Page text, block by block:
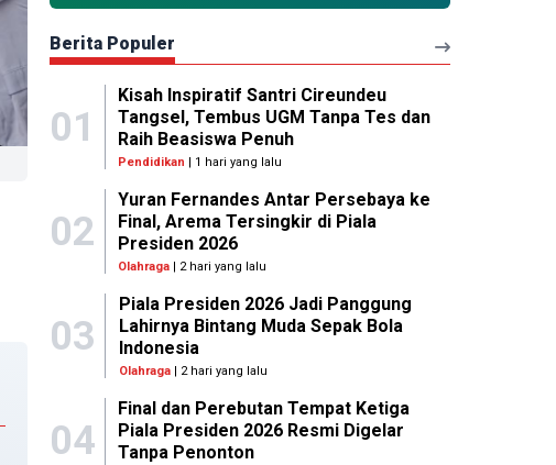
Berita Populer
01
Kisah Inspiratif Santri Cireundeu
Tangsel, Tembus UGM Tanpa Tes dan
Raih Beasiswa Penuh
Pendidikan | 1 hari yang lalu
02
Yuran Fernandes Antar Persebaya ke
Final, Arema Tersingkir di Piala
Presiden 2026
Olahraga | 2 hari yang lalu
03
Piala Presiden 2026 Jadi Panggung
Lahirnya Bintang Muda Sepak Bola
Indonesia
Olahraga| 2 hari yang lalu
04
Final dan Perebutan Tempat Ketiga
Piala Presiden 2026 Resmi Digelar
Tanpa Penonton